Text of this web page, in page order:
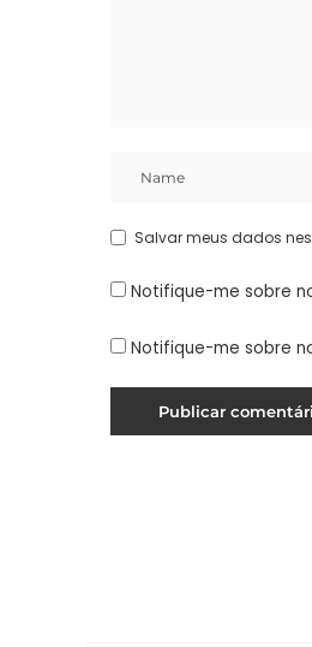
Salvar meus dados
Notifique-me sobre
Notifique-me sobre